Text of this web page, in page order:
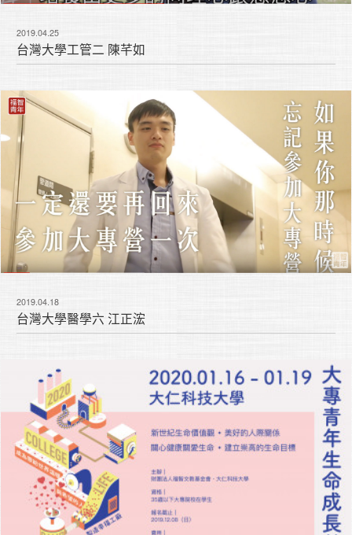
2019.04.25
台灣大學工管二 陳芊如
2019.04.18
台灣大學醫學六 江正浤